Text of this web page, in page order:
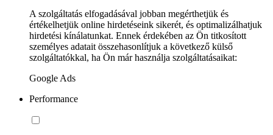
A szolgáltatás elfogadásával jobban megérthetjük és
értékelhetjük online hirdetéseink sikerét, és optimalizálhatjuk
hirdetési kínálatunkat. Ennek érdekében az Ön titkosított
személyes adatait összehasonlítjuk a következő külső
szolgáltatókkal, ha Ön már használja szolgáltatásaikat:
Google Ads
Performance